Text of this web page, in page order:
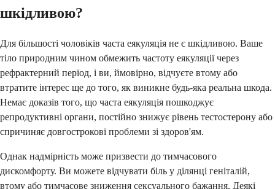
шкідливою?
Для більшості чоловіків часта еякуляція не є шкідливою. Ваше
тіло природним чином обмежить частоту еякуляції через
рефрактерний період, і ви, ймовірно, відчуєте втому або
втратите інтерес ще до того, як виникне будь-яка реальна шкода.
Немає доказів того, що часта еякуляція пошкоджує
репродуктивні органи, постійно знижує рівень тестостерону або
спричиняє довгострокові проблеми зі здоров'ям.
Однак надмірність може призвести до тимчасового
дискомфорту. Ви можете відчувати біль у ділянці геніталій,
втому або тимчасове зниження сексуального бажання. Деякі